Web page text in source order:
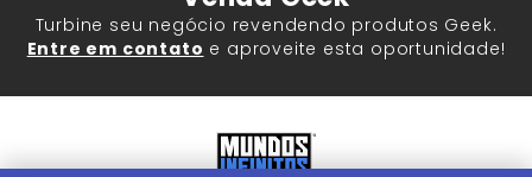
Turbine seu negócio revendendo produtos Geek.
Entre em contato e aproveite esta oportunidade!